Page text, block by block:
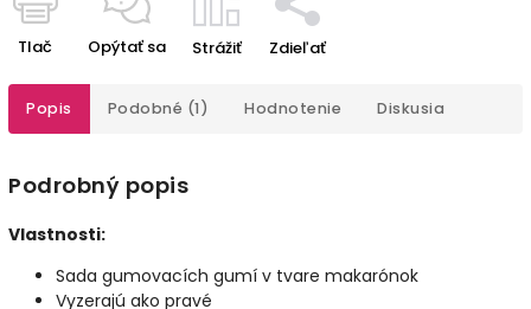
Tlač Opýtať sa Strážiť Zdieľať
Popis Podobné (1) Hodnotenie Diskusia
Podrobný popis
Vlastnosti:
Sada gumovacích gumí v tvare makarónok
Vyzerajú ako pravé